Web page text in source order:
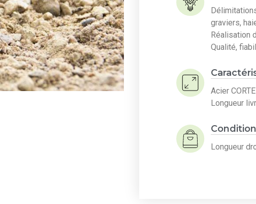
graviers,
Réalisation
Qualité,
Acier
Longueur
Longueur